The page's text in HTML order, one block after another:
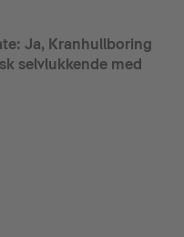
Ja, Kranhullboring
selvlukkende med